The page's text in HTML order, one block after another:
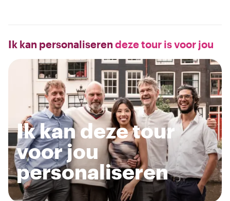
Ik kan personaliseren deze tour is voor jou
Ik kan deze tour
voor jou
personaliseren